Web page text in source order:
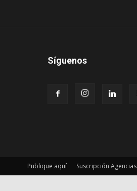
Síguenos
Publique aquí Suscripción Agencias